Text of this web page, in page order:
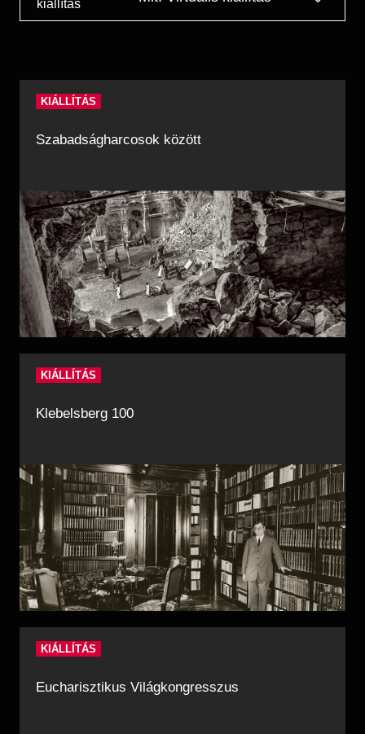
Régészet
Képcsarnok
Központi Könyvtár
kiállítás
KIÁLLÍTÁS
Szabadságharcosok között
KIÁLLÍTÁS
Klebelsberg 100
KIÁLLÍTÁS
Eucharisztikus Világkongresszus